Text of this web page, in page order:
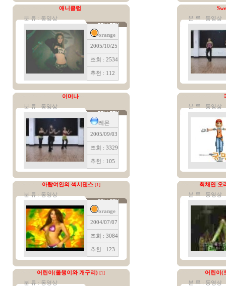
애니클럽
분 류 : 동영상
orange
2005/10/25
조회 : 2534
추천 : 112
분 류 : 동영상
어머나
분 류 : 동영상
레몬
2005/09/03
조회 : 3329
추천 : 105
분 류 : 동영상
아랍여인의 섹시댄스 [1]
분 류 : 동영상
orange
2004/07/07
조회 : 3084
추천 : 123
최채연 오
분 류 : 동영상
어린이(올챙이와 개구리) [1]
분 류 : 동영상
어린이(
분 류 : 동영상